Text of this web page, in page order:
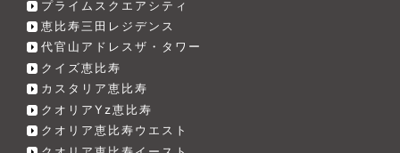
プライムスクエアシティ
恵比寿三田レジデンス
代官山アドレスザ・タワー
クイズ恵比寿
カスタリア恵比寿
クオリアYz恵比寿
クオリア恵比寿ウエスト